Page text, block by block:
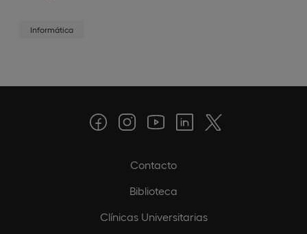
Informática
Contacto
Biblioteca
Clínicas Universitarias